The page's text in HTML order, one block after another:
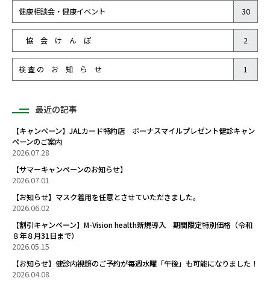
健康相談会・健康イベント 30
協 会 け ん ぽ 2
検 査 の お 知 ら せ 1
最近の記事
【キャンペーン】JALカード特約店 ボーナスマイルプレゼント健診キャン
ペーンのご案内
2026.07.28
【サマーキャンペーンのお知らせ】
2026.07.01
【お知らせ】マスク着用を任意とさせていただきました。
2026.06.02
【割引キャンペーン】M-Vision health新規導入 期間限定特別価格（令和
８年８月31日まで）
2026.05.15
【お知らせ】健診内視鏡のご予約が毎週水曜「午後」も可能になりました！
2026.04.08